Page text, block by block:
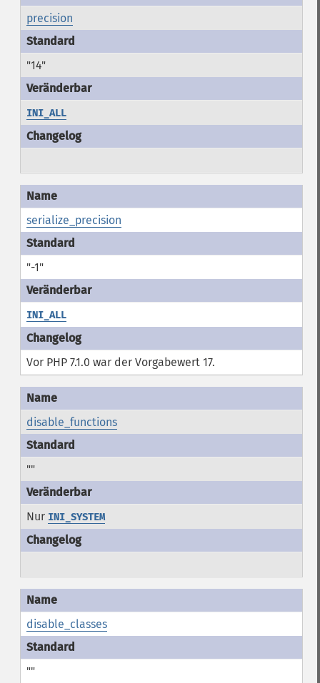
precision
"14"
INI_ALL
serialize_precision
"-1"
INI_ALL
Vor PHP 7.1.0 war der Vorgabewert 17.
disable_functions
""
Nur INI_SYSTEM
disable_classes
""